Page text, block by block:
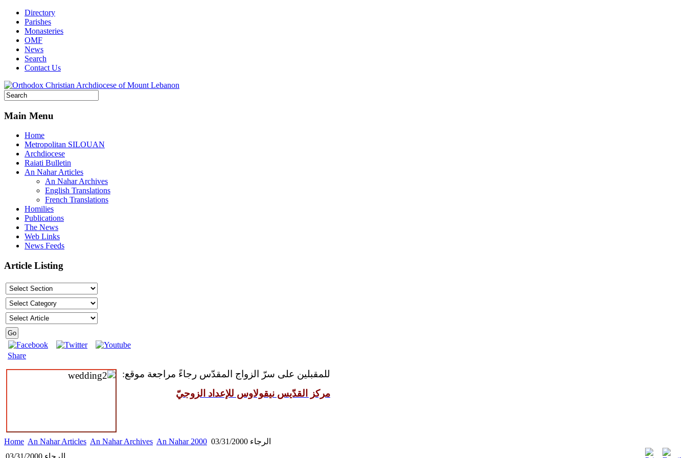
Directory
Parishes
Monasteries
OMF
News
Search
Contact Us
Main Menu
Home
Metropolitan SILOUAN
Archdiocese
Raiati Bulletin
An Nahar Articles
An Nahar Archives
English Translations
French Translations
Homilies
Publications
The News
Web Links
News Feeds
Article Listing
Share
للمقبلين على سرّ الزواج المقدّس رجاءً مراجعة موقع:
مركز القدّيس نيقولاوس للإعداد الزوجيّ
Home An Nahar Articles An Nahar Archives An Nahar 2000
الرجاء 03/31/2000
الرجاء 03/31/2000